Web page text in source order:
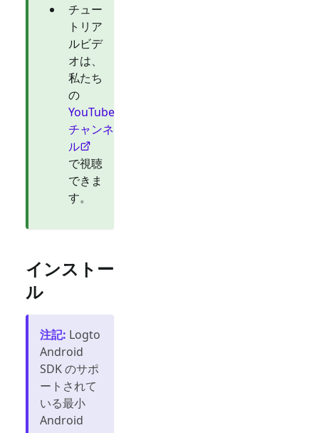
チュー
トリア
ルビデ
オは、
私たち
の
YouTube
チャンネ
ル
で視聴
できま
す。
インストー
ル
注記: Logto
Android
SDK のサポ
ートされて
いる最小
Android